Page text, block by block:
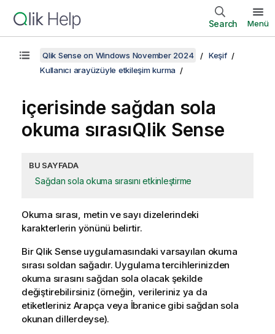
Search Menü
Qlik Sense on Windows November 2024
Keşif
Kullanıcı arayüzüyle etkileşim kurma
içerisinde sağdan sola
okuma sırasıQlik Sense
BU SAYFADA
Sağdan sola okuma sırasını etkinleştirme
Okuma sırası, metin ve sayı dizelerindeki
karakterlerin yönünü belirtir.
Bir Qlik Senseuygulamasındaki varsayılan okuma
sırası soldan sağadır. Uygulama tercihlerinizden
okuma sırasını sağdan sola olacak şekilde
değiştirebilirsiniz (örneğin, verileriniz ya da
etiketleriniz Arapça veya İbranice gibi sağdan sola
okunan dillerdeyse).